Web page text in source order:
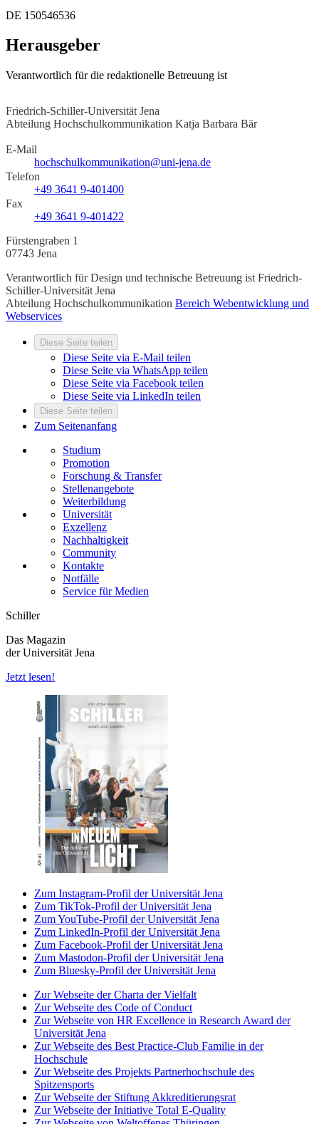
DE 150546536
Herausgeber
Verantwortlich für die redaktionelle Betreuung ist
Friedrich-Schiller-Universität Jena
Abteilung Hochschulkommunikation Katja Barbara Bär
E-Mail
hochschulkommunikation@uni-jena.de
Telefon
+49 3641 9-401400
Fax
+49 3641 9-401422
Fürstengraben 1
07743 Jena
Verantwortlich für Design und technische Betreuung ist Friedrich-
Schiller-Universität Jena
Abteilung Hochschulkommunikation Bereich Webentwicklung und
Webservices
Diese Seite teilen
Diese Seite via E-Mail teilen
Diese Seite via WhatsApp teilen
Diese Seite via Facebook teilen
Diese Seite via LinkedIn teilen
Diese Seite teilen
Zum Seitenanfang
Studium
Promotion
Forschung & Transfer
Stellenangebote
Weiterbildung
Universität
Exzellenz
Nachhaltigkeit
Community
Kontakte
Notfälle
Service für Medien
Schiller
Das Magazin
der Universität Jena
Jetzt lesen!
Zum Instagram-Profil der Universität Jena
Zum TikTok-Profil der Universität Jena
Zum YouTube-Profil der Universität Jena
Zum LinkedIn-Profil der Universität Jena
Zum Facebook-Profil der Universität Jena
Zum Mastodon-Profil der Universität Jena
Zum Bluesky-Profil der Universität Jena
Zur Webseite der Charta der Vielfalt
Zur Webseite des Code of Conduct
Zur Webseite von HR Excellence in Research Award der
Universität Jena
Zur Webseite des Best Practice-Club Familie in der
Hochschule
Zur Webseite des Projekts Partnerhochschule des
Spitzensports
Zur Webseite der Stiftung Akkreditierungsrat
Zur Webseite der Initiative Total E-Quality